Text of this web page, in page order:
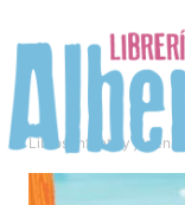
Libros Infantil y juvenil